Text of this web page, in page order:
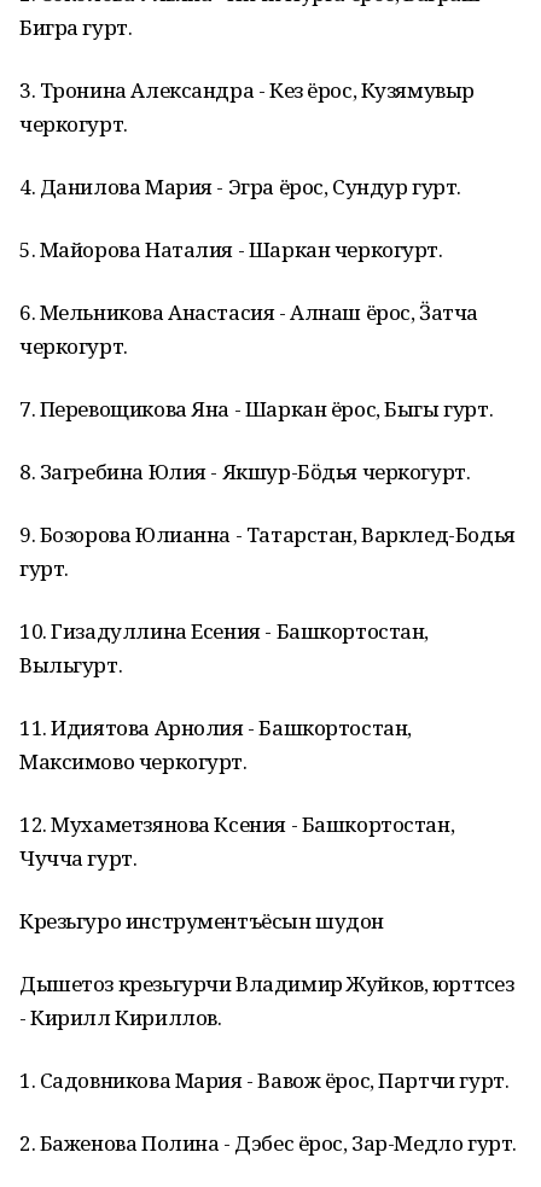
Бигра гурт.
3. Тронина Александра - Кез ёрос, Кузямувыр
черкогурт.
4. Данилова Мария - Эгра ёрос, Сундур гурт.
5. Майорова Наталия - Шаркан черкогурт.
6. Мельникова Анастасия - Алнаш ёрос, Ӟатча
черкогурт.
7. Перевощикова Яна - Шаркан ёрос, Быгы гурт.
8. Загребина Юлия - Якшур-Бӧдья черкогурт.
9. Бозорова Юлианна - Татарстан, Варклед-Бодья
гурт.
10. Гизадуллина Есения - Башкортостан,
Выльгурт.
11. Идиятова Арнолия - Башкортостан,
Максимово черкогурт.
12. Мухаметзянова Ксения - Башкортостан,
Чучча гурт.
Крезьгуро инструментъёсын шудон
Дышетоз крезьгурчи Владимир Жуйков, юрттӥсез
- Кирилл Кириллов.
1. Садовникова Мария - Вавож ёрос, Партчи гурт.
2. Баженова Полина - Дэбес ёрос, Зар-Медло гурт.